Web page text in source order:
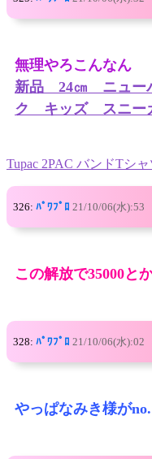
無理やろこんなん
新品 24㎝ ニュー
ク キッズ スニー
Tupac 2PAC バンドTシ
326: ﾊﾟﾜﾌﾟﾛ 21/10/06(水):53
この解放で35000と
328: ﾊﾟﾜﾌﾟﾛ 21/10/06(水):02
やっぱなみき様が